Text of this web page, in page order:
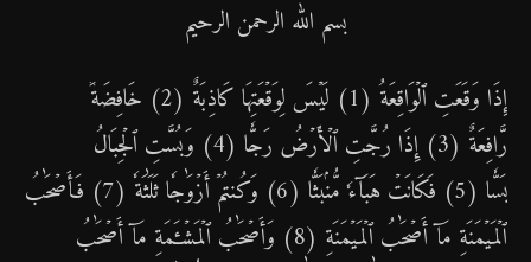
بسم الله الرحمن الرحيم
إِذَا وَقَعَتِ ٱلۡوَاقِعَةُ (1) لَيۡسَ لِوَقۡعَتِهَا كَاذِبَةٌ (2) خَافِضَةٞ
رَّافِعَةٌ (3) إِذَا رُجَّتِ ٱلۡأَرۡضُ رَجّٗا (4) وَبُسَّتِ ٱلۡجِبَالُ
بَسّٗا (5) فَكَانَتۡ هَبَآءٗ مُّنۢبَثّٗا (6) وَكُنتُمۡ أَزۡوَٰجٗا ثَلَٰثَةٗ (7) فَأَصۡحَٰبُ
ٱلۡمَيۡمَنَةِ مَآ أَصۡحَٰبُ ٱلۡمَيۡمَنَةِ (8) وَأَصۡحَٰبُ ٱلۡمَشۡـَٔمَةِ مَآ أَصۡحَٰبُ